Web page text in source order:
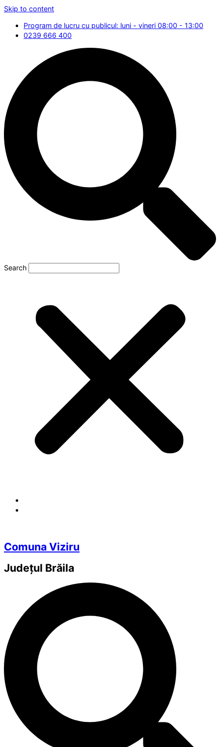
Skip to content
Program de lucru cu publicul: luni - vineri 08:00 - 13:00
0239 666 400
Search
Comuna Viziru
Județul Brăila